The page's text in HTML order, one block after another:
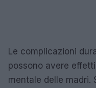
Le complicazioni
possono avere
mentale delle madri.